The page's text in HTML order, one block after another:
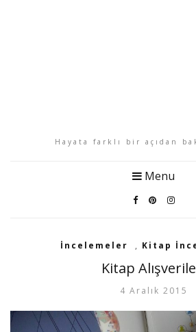
Hayata farklı bir açıdan
Menu
İncelemeler , Kitap
Kitap
4 Aralık 2015